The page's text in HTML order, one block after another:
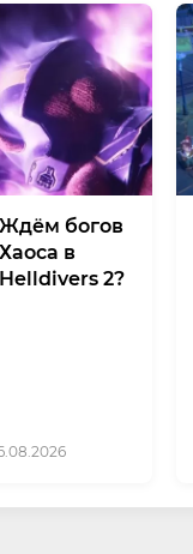
Ждём богов
Хаоса в
Helldivers 2?